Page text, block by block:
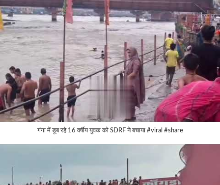
गंगा में डूब रहे 16 वर्षीय युवक को SDRF ने बचाया #viral #share